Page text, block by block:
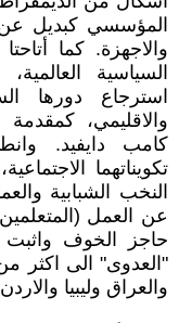
المؤسسي كبديل عن
والاجهزة. كما
السياسية
استرجاع دورها
والاقليمي،
كامب دايفيد.
تكويناتهما
النخب الشبابية
عن العمل
حاجز الخوف واثبت
"العدوى" الى اكثر
والعراق وليبيا